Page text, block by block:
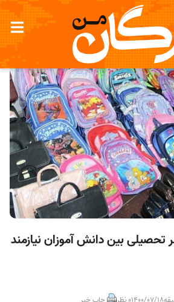
مهر تحصیلی بین دانش آموزان نیازمند